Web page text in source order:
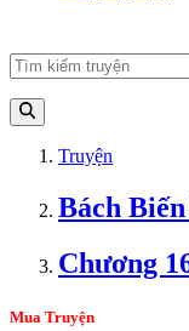
Truyện
Bách
Chương
Mua Truyện